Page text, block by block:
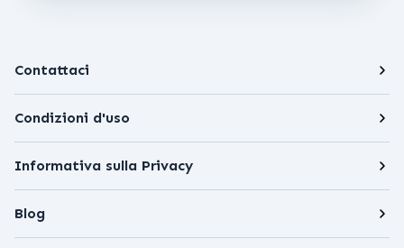
Contattaci
Condizioni d'uso
Informativa sulla Privacy
Blog